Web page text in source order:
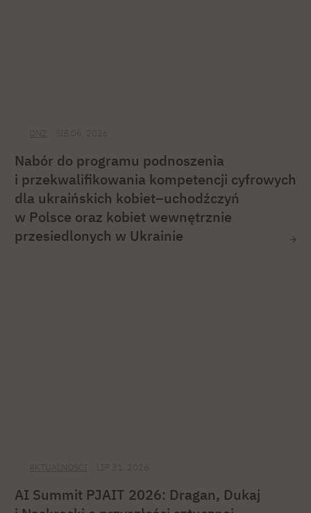
Nabór do programu podnoszenia
i przekwalifikowania kompetencji cyfrowych
dla ukraińskich kobiet–uchodźczyń
w Polsce oraz kobiet wewnętrznie
przesiedlonych w Ukrainie
AI Summit PJAIT 2026: Dragan, Dukaj